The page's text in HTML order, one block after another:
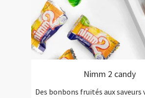
Nimm 2 candy
Des bonbons fruités aux saveurs